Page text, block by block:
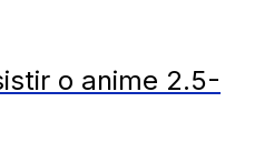
o anime 2.5-